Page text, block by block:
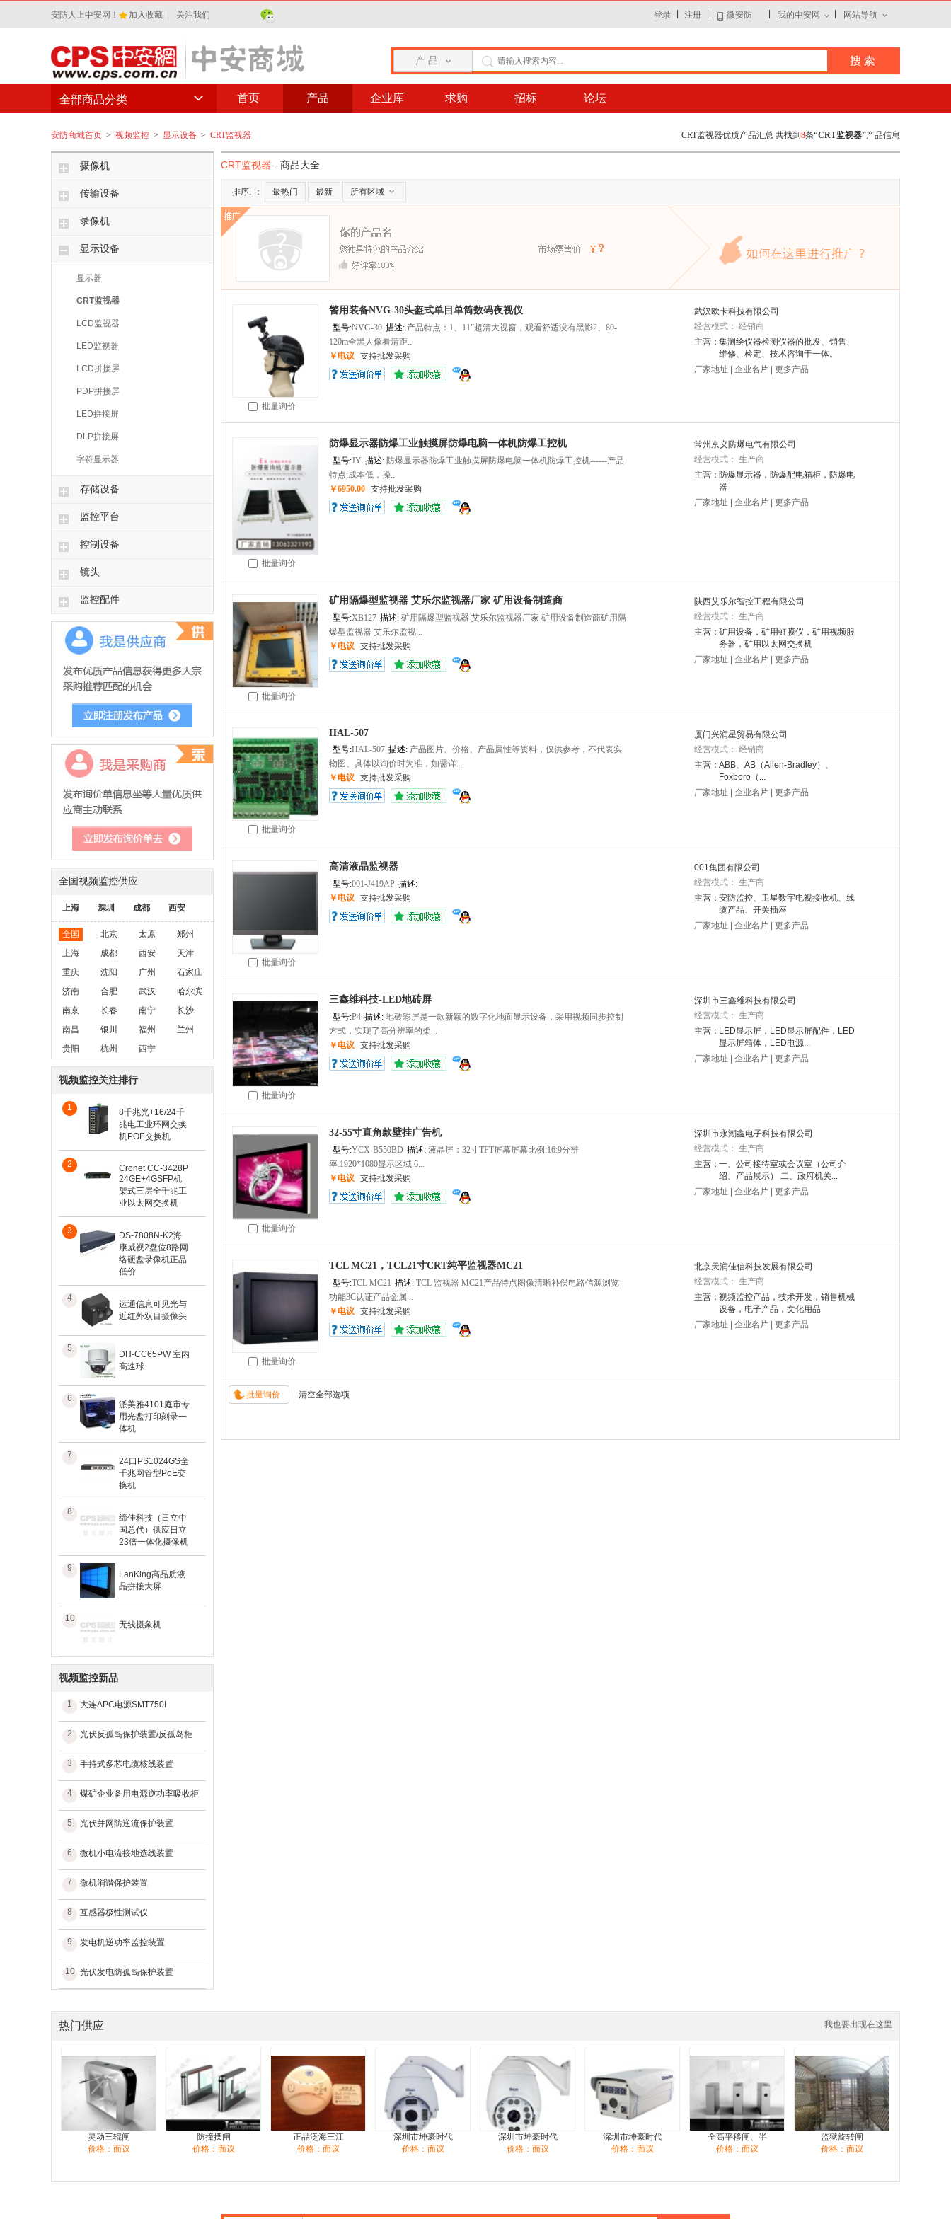
安防人上中安网！ 加入收藏 关注我们 登录 注册 微安防 我的中安网 网站导航
产 品
首页 产品 企业库 求购 招标 论坛
全部商品分类
安防商城首页 > 视频监控 > 显示设备 > CRT监视器 CRT监视器优质产品汇总 共找到 8条“CRT监视器”产品信息
摄像机
传输设备
录像机
显示设备
显示器
CRT监视器
LCD监视器
LED监视器
LCD拼接屏
PDP拼接屏
LED拼接屏
DLP拼接屏
字符显示器
存储设备
监控平台
控制设备
镜头
监控配件
全国视频监控供应
上海 深圳 成都 西安
全国 北京 太原
郑州
上海
成都 西安
天津
重庆
沈阳 广州
石家庄
济南
合肥 武汉
哈尔滨
南京
长春 南宁
长沙
南昌
银川 福州
兰州
贵阳
杭州 西宁
视频监控关注排行
1
8千兆光+16/24千
兆电工业环网交换
机POE交换机
2
Cronet CC-3428P
24GE+4GSFP机
架式三层全千兆工
业以太网交换机
3
DS-7808N-K2海
康威视2盘位8路网
络硬盘录像机正品
低价
4
运通信息可见光与
近红外双目摄像头
5
DH-CC65PW 室内
高速球
6
派美雅4101庭审专
用光盘打印刻录一
体机
7
24口PS1024GS全
千兆网管型PoE交
换机
8
缔佳科技（日立中
国总代）供应日立
23倍一体化摄像机
9
LanKing高品质液
晶拼接大屏
10
无线摄象机
视频监控新品
1 大连APC电源SMT750I
2 光伏反孤岛保护装置/反孤岛柜
3 手持式多芯电缆核线装置
4 煤矿企业备用电源逆功率吸收柜
5 光伏并网防逆流保护装置
6 微机小电流接地选线装置
7 微机消谐保护装置
8 互感器极性测试仪
9 发电机逆功率监控装置
10 光伏发电防孤岛保护装置
CRT监视器 - 商品大全
排序: ： 最热门 最新 所有区域
批量询价
警用装备NVG-30头盔式单目单筒数码夜视仪
型号:NVG-30 描述: 产品特点：1、11”超清大视窗，观看舒适没有黑影2、80-
120m全黑人像看清距...
￥电议 支持批发采购
武汉欧卡科技有限公司
经营模式： 经销商
主营：集测绘仪器检测仪器的批发、销售、
维修、检定、技术咨询于一体。
厂家地址
企业名片 更多产品
批量询价
防爆显示器防爆工业触摸屏防爆电脑一体机防爆工控机
型号:JY 描述: 防爆显示器防爆工业触摸屏防爆电脑一体机防爆工控机------产品
特点;成本低，操...
￥6950.00 支持批发采购
常州京义防爆电气有限公司
经营模式： 生产商
主营： 防爆显示器，防爆配电箱柜，防爆电
器
厂家地址
企业名片 更多产品
批量询价
矿用隔爆型监视器 艾乐尔监视器厂家 矿用设备制造商
型号:XB127 描述: ‍矿用隔爆型监视器 艾乐尔监视器厂家 矿用设备制造商矿用隔
爆型监视器 艾乐尔监视...
￥电议 支持批发采购
陕西艾乐尔智控工程有限公司
经营模式： 生产商
主营：矿用设备，矿用虹膜仪，矿用视频服
务器，矿用以太网交换机
厂家地址
企业名片 更多产品
批量询价
HAL-507
型号:HAL-507 描述: 产品图片、价格、产品属性等资料，仅供参考，不代表实
物图、具体以询价时为准，如需详...
￥电议 支持批发采购
厦门兴润星贸易有限公司
经营模式： 经销商
主营：ABB、AB（Allen-Bradley）、
Foxboro（...
厂家地址
企业名片 更多产品
批量询价
高清液晶监视器
型号:001-J419AP 描述:
￥电议 支持批发采购
001集团有限公司
经营模式： 生产商
主营：安防监控、卫星数字电视接收机、线
缆产品、开关插座
厂家地址
企业名片 更多产品
批量询价
三鑫维科技-LED地砖屏
型号:P4 描述: 地砖彩屏是一款新颖的数字化地面显示设备，采用视频同步控制
方式，实现了高分辨率的柔...
￥电议 支持批发采购
深圳市三鑫维科技有限公司
经营模式： 生产商
主营： LED显示屏，LED显示屏配件，LED
显示屏箱体，LED电源...
厂家地址
企业名片 更多产品
批量询价
32-55寸直角款壁挂广告机
型号:YCX-B550BD 描述: 液晶屏：32寸TFT屏幕屏幕比例:16:9分辨
率:1920*1080显示区域:6...
￥电议 支持批发采购
深圳市永潮鑫电子科技有限公司
经营模式： 生产商
主营：一、公司接待室或会议室（公司介
绍、产品展示） 二、政府机关...
厂家地址
企业名片 更多产品
批量询价
TCL MC21，TCL21寸CRT纯平监视器MC21
型号:TCL MC21 描述: TCL 监视器 MC21产品特点图像清晰补偿电路信源浏览
功能3C认证产品金属...
￥电议 支持批发采购
北京天润佳信科技发展有限公司
经营模式： 生产商
主营：视频监控产品，技术开发，销售机械
设备，电子产品，文化用品
厂家地址
企业名片 更多产品
热门供应 我也要出现在这里
灵动三辊闸
价格：面议
防撞摆闸
价格：面议
正品泛海三江
价格：面议
深圳市坤豪时代
价格：面议
深圳市坤豪时代
价格：面议
深圳市坤豪时代
价格：面议
全高平移闸、半
价格：面议
监狱旋转闸
价格：面议